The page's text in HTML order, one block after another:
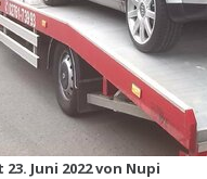
23. Juni 2022von Nupi